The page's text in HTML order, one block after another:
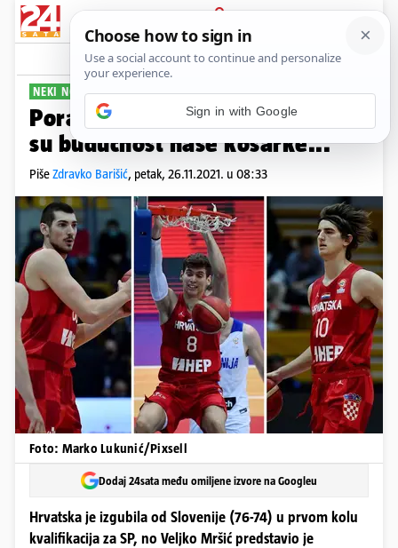
PRIJAVA
Sport Komentari
NEKI NOVI KLINCI
Poraz koji manje boli: Ovi igrači
su budućnost naše košarke...
PišeZdravko Barišić, petak, 26.11.2021. u 08:33
Foto: Marko Lukunić/Pixsell
Dodaj 24sata među omiljene izvore na Googleu
Hrvatska je izgubila od Slovenije (76-74) u prvom kolu
kvalifikacija za SP, no Veljko Mršić predstavio je